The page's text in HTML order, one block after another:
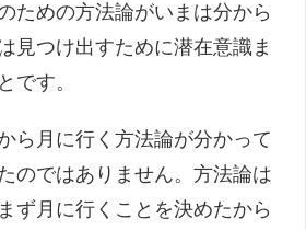
ための方法論がいまは分から
見つけ出すために潜在意識ま
です。
ら月に行く方法論が分かって
のではありません。方法論は
ず月に行くことを決めたから